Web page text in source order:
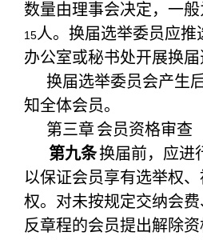
数量由理事会决定，一
15人。换届选举委员应推
办公室或秘书处开展换届
换届选举委员会产生
知全体会员。
第三章 会员资格审查
第九条换届前，应进
以保证会员享有选举权
权。对未按规定交纳会
反章程的会员提出解除